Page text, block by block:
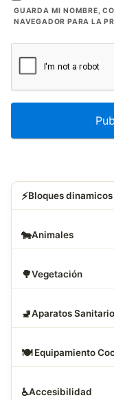
GUARDA MI NOMBRE,
NAVEGADOR PARA LA
⚡Bloques dinamicos
🐄Animales
🌳Vegetación
🚽Aparatos
🍽 Equipamiento
♿Accesibilidad